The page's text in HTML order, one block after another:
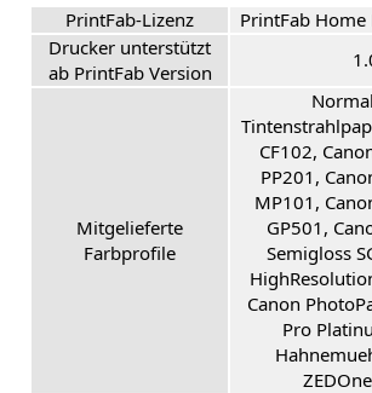
PrintFab-Lizenz
PrintFab
Drucker unterstützt
ab PrintFab Version
Mitgelieferte
Farbprofile
CF102,
PP201,
MP101,
GP501,
Semigloss
Canon
Pro